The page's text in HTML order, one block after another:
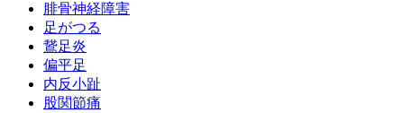
腓骨神経障害
足がつる
鵞足炎
偏平足
内反小趾
股関節痛